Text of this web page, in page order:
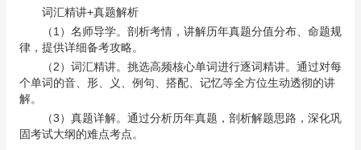
词汇精讲+真题解析
（1）名师导学。剖析考情，讲解历年真题分值分布、命题规
律，提供详细备考攻略。
（2）词汇精讲。挑选高频核心单词进行逐词精讲。通过对每
个单词的音、形、义、例句、搭配、记忆等全方位生动透彻的讲
解。
（3）真题详解。通过分析历年真题，剖析解题思路，深化巩
固考试大纲的难点考点。